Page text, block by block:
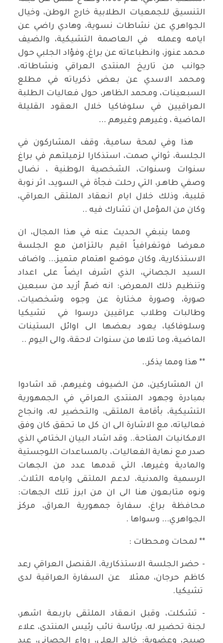
التنسيق للجمعيات الطلابية خارج الوطن، وخيال
الجواهري عن نشاطات نسوية، وهادي راضي عن
ايامه وعمله في العاصمة التشيكية، والضيف
محمد عنوز، وانطباعاته عن براغ، وفؤاد الجلبي حول
جوانب من تاريخ المنتدى العراقي ونشاطاته،
ومحمد الاسدي عن بعض ذكرياته في مطلع
السبعينات، ومحمد الظاهر، حول فعاليات الطلبة
العراقيين في سلوفاكيا خلال العقود القليلة
الماضية ، وغيرهم وغيرهم ...
هذا وفي لمحة سامية، وقف المشاركون في
الجلسة، ثواني صمت، استذكارا لزميلتهم في براغ
سنوات وسنوات، الشخصية الوطنية ، نضال
وصفي طاهـر، التي رحلت فجأة في السويد، اثر نوبة
قلبية، وذلك خلال ايام انعقاد الملتقى العراقي،
وكان من المؤمل ان تشارك فيه ..
ومما ينبغي الحديث عنه في هذا المجال، ان
معرضا فوتغرافياً اقيم بالتزامن مع الجلسة
الاستذكارية، وكان موضع اهتمام متميز... واضاف
السيد الجصاني، الذي اشرف ايضاً على اعداد
وتنظيم ذلك المعرض: انه ضمّ أزيد من سبعين
صورة، وصورة مختارة عن وجوه وشخصيات،
وطالبات وطلاب عراقيين درسوا في تشيكيا
وسلوفاكيا، يعود بعضها الى اوائل الستينات
الماضية، وما تلاها من سنوات لاحقة، والى اليوم ..
** هذا ومما يذكر..
ان المشاركين، من الضيوف وغيرهم، قد اشادوا
بمبادرة وجهود المنتدى العراقي في الجمهورية
التشيكية، بأقامة الملتقى، والتحضير له، وانجاح
فعالياته، مع الاشارة الى ان كل ما تحقق كان وفق
الامكانيات المتاحة.. وقد اشاد البيان الختامي الذي
صدر مع نهاية الفعاليات، بالمساعدات اللوجستية
والمادية وغيرها، التي قدمها عدد من الجهات
الرسمية والمدنية، لدعم الملتقى وايامه الثلاث.
ونوه متابعون هنا الى ان من ابرز تلك الجهات:
محافظة براغ، سفارة جمهورية العراق، مركز
الجواهري... وسواها .
** لمحات ومحطات :
- حضر الجلسة الاستذكارية، القنصل العراقي رعد
كاظم حرجان، ممثلا عن السفارة العراقية لدى
تشيكيا.
- تشكلت، وقبل انعقاد الملتقى باربعة اشهر،
لجنة تحضير له، برئاسة نائب رئيس المنتدى، علاء
صبيح، وعضوية: خالد العلي، رواء الجصاني، عبد